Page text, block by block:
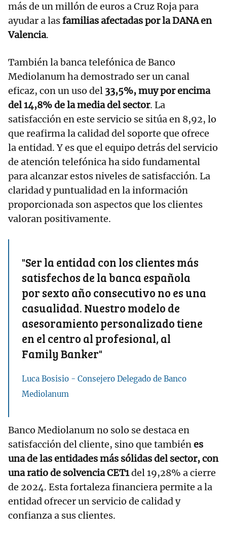
más de un millón de euros a Cruz Roja para
ayudar a lasfamilias afectadas por la DANA en
Valencia.
También la banca telefónica de Banco
Mediolanum ha demostrado ser un canal
eficaz, con un uso del 33,5%, muy por encima
del 14,8% de la media del sector. La
satisfacción en este servicio se sitúa en 8,92, lo
que reafirma la calidad del soporte que ofrece
la entidad. Y es que el equipo detrás del servicio
de atención telefónica ha sido fundamental
para alcanzar estos niveles de satisfacción. La
claridad y puntualidad en la información
proporcionada son aspectos que los clientes
valoran positivamente.
"Ser la entidad con los clientes más
satisfechos de la banca española
por sexto año consecutivo no es una
casualidad. Nuestro modelo de
asesoramiento personalizado tiene
en el centro al profesional, al
Family Banker"
Luca Bosisio - Consejero Delegado de Banco
Mediolanum
Banco Mediolanum no solo se destaca en
satisfacción del cliente, sino que tambiénes
una de las entidades más sólidas del sector, con
una ratio de solvencia CET1del 19,28% a cierre
de 2024. Esta fortaleza financiera permite a la
entidad ofrecer un servicio de calidad y
confianza a sus clientes.